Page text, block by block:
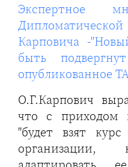
Экспертное
Карповича -
быть
опубликованное
О.Г.Карпович
что с приходом
"будет взят
организации,